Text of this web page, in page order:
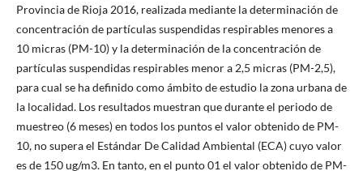
Provincia de Rioja 2016, realizada mediante la determinación de
concentración de partículas suspendidas respirables menores a
10 micras (PM-10) y la determinación de la concentración de
partículas suspendidas respirables menor a 2,5 micras (PM-2,5),
para cual se ha definido como ámbito de estudio la zona urbana de
la localidad. Los resultados muestran que durante el periodo de
muestreo (6 meses) en todos los puntos el valor obtenido de PM-
10, no supera el Estándar De Calidad Ambiental (ECA) cuyo valor
es de 150 ug/m3. En tanto, en el punto 01 el valor obtenido de PM-